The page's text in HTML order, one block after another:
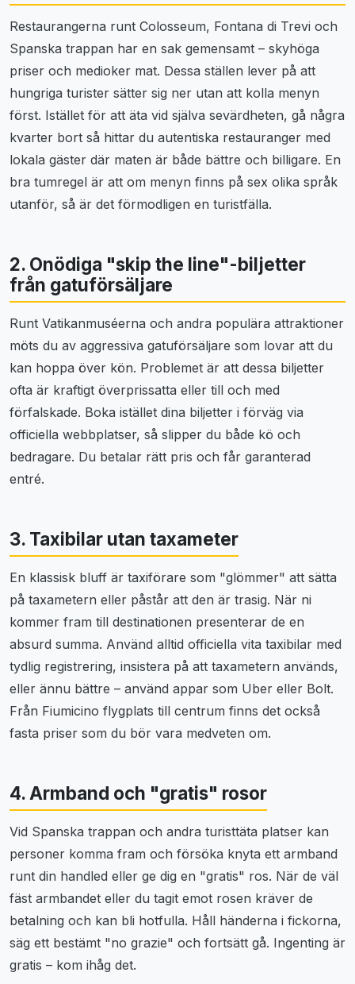
Restaurangerna runt Colosseum, Fontana di Trevi och
Spanska trappan har en sak gemensamt – skyhöga
priser och medioker mat. Dessa ställen lever på att
hungriga turister sätter sig ner utan att kolla menyn
först. Istället för att äta vid själva sevärdheten, gå några
kvarter bort så hittar du autentiska restauranger med
lokala gäster där maten är både bättre och billigare. En
bra tumregel är att om menyn finns på sex olika språk
utanför, så är det förmodligen en turistfälla.
2. Onödiga "skip the line"-biljetter
från gatuförsäljare
Runt Vatikanmuséerna och andra populära attraktioner
möts du av aggressiva gatuförsäljare som lovar att du
kan hoppa över kön. Problemet är att dessa biljetter
ofta är kraftigt överprissatta eller till och med
förfalskade. Boka istället dina biljetter i förväg via
officiella webbplatser, så slipper du både kö och
bedragare. Du betalar rätt pris och får garanterad
entré.
3. Taxibilar utan taxameter
En klassisk bluff är taxiförare som "glömmer" att sätta
på taxametern eller påstår att den är trasig. När ni
kommer fram till destinationen presenterar de en
absurd summa. Använd alltid officiella vita taxibilar med
tydlig registrering, insistera på att taxametern används,
eller ännu bättre – använd appar som Uber eller Bolt.
Från Fiumicino flygplats till centrum finns det också
fasta priser som du bör vara medveten om.
4. Armband och "gratis" rosor
Vid Spanska trappan och andra turisttäta platser kan
personer komma fram och försöka knyta ett armband
runt din handled eller ge dig en "gratis" ros. När de väl
fäst armbandet eller du tagit emot rosen kräver de
betalning och kan bli hotfulla. Håll händerna i fickorna,
säg ett bestämt "no grazie" och fortsätt gå. Ingenting är
gratis – kom ihåg det.